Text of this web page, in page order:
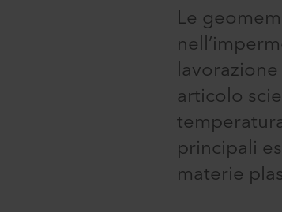
Le
articolo
principali
materie